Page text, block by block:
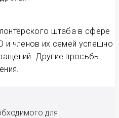
штаба в сфере
и членов их семей успешно
Другие просьбы
для